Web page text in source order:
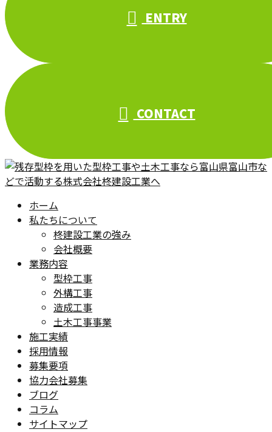
ENTRY
CONTACT
ホーム
私たちについて
柊建設工業の強み
会社概要
業務内容
型枠工事
外構工事
造成工事
土木工事事業
施工実績
採用情報
募集要項
協力会社募集
ブログ
コラム
サイトマップ